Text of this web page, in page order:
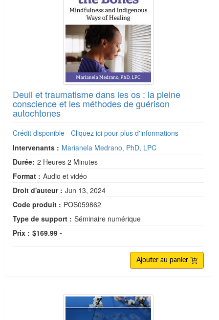
Deuil et traumatisme dans les os : la pleine
conscience et les méthodes de guérison
autochtones
Crédit disponible - Cliquez ici pour plus d'informations
Intervenants : Marianela Medrano, PhD, LPC
Durée: 2 Heures 2 Minutes
Format : Audio et vidéo
Droit d'auteur : Jun 13, 2024
Code produit : POS059862
Type de support : Séminaire numérique
Prix : $169.99 -
Ajouter au panier